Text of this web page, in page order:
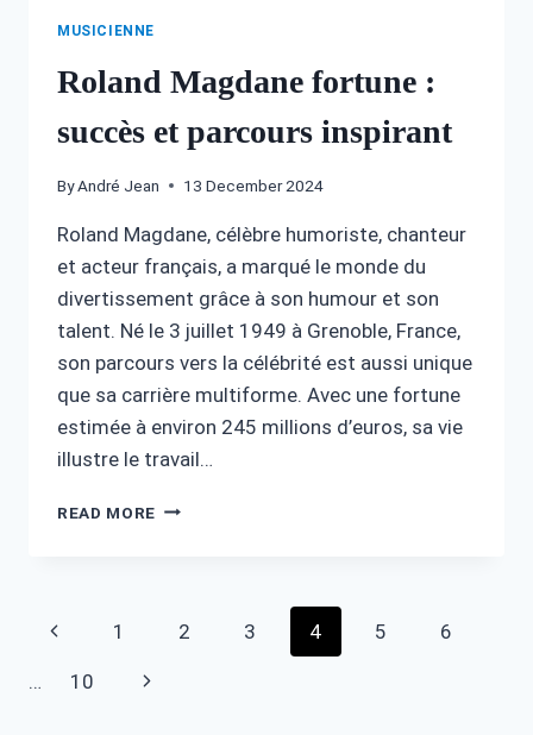
MUSICIENNE
Roland Magdane fortune :
succès et parcours inspirant
ByAndré Jean 13 December 2024
Roland Magdane, célèbre humoriste, chanteur
et acteur français, a marqué le monde du
divertissement grâce à son humour et son
talent. Né le 3 juillet 1949 à Grenoble, France,
son parcours vers la célébrité est aussi unique
que sa carrière multiforme. Avec une fortune
estimée à environ 245 millions d’euros, sa vie
illustre le travail…
READ MORE ROLAND
Page
navigation
Previous
Page
1 2 3 4 5 6
… 10
Next